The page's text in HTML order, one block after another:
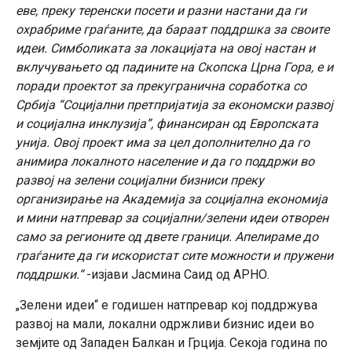
еве, преку теренски посети и разни настани да ги
охрабриме граѓаните, да бараат поддршка за своите
идеи. Симболиката за локацијата на овој настан и
вклучувањето од падините на Скопска Црна Гора, е и
поради проектот за прекугранична соработка со
Србија “Социјални претпријатија за економски развој
и социјална инклузија”, финансиран од Европската
унија. Овој проект има за цел дополнително да го
анимира локалното население и да го поддржи во
развој на зелени социјални бизниси преку
организирање на Академија за социјална економија
и мини натпревар за социјални/зелени идеи отворен
само за регионите од двете граници. Апелираме до
граѓаните да ги искористат сите можности и пружени
поддршки.“-изјави Јасмина Саид од АРНО.
„Зелени идеи“ е годишен натпревар кој поддржува
развој на мали, локални одржливи бизнис идеи во
земјите од Западен Балкан и Грција. Секоја година по